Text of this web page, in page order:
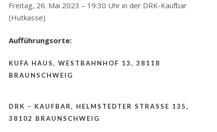
Freitag, 26. Mai 2023 – 19:30 Uhr in der DRK-Kaufbar
(Hutkasse)
Aufführungsorte:
KUFA HAUS, WESTBAHNHOF 13, 38118
BRAUNSCHWEIG
DRK – KAUFBAR, HELMSTEDTER STRASSE 135,
38102 BRAUNSCHWEIG